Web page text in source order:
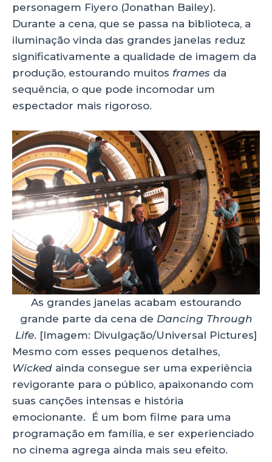
personagem Fiyero (Jonathan Bailey).
Durante a cena, que se passa na biblioteca, a
iluminação vinda das grandes janelas reduz
significativamente a qualidade de imagem da
produção, estourando muitos frames da
sequência, o que pode incomodar um
espectador mais rigoroso.
As grandes janelas acabam estourando
grande parte da cena de Dancing Through
Life. [Imagem: Divulgação/Universal Pictures]
Mesmo com esses pequenos detalhes,
Wicked ainda consegue ser uma experiência
revigorante para o público, apaixonando com
suas canções intensas e história
emocionante. É um bom filme para uma
programação em família, e ser experienciado
no cinema agrega ainda mais seu efeito.